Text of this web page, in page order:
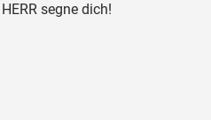
segne dich!